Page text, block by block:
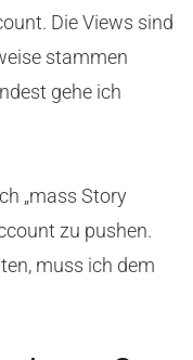
Die Views sind
stammen
gehe ich
„mass Story
zu pushen.
muss ich dem